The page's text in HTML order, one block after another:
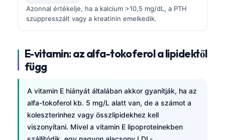
Azonnal értékelje, ha a kalcium >10,5 mg/dL, a PTH
szuppresszált vagy a kreatinin emelkedik.
E-vitamin: az alfa-tokoferol a lipidektől
függ
A vitamin E hiányát általában akkor gyanítják, ha az
alfa-tokoferol kb. 5 mg/L alatt van, de a számot a
koleszterinhez vagy összlipidekhez kell
viszonyítani. Mivel a vitamin E lipoproteinekben
Esperanto
Frysk
Ślōnskŏ gŏdka
Norsk bokmål